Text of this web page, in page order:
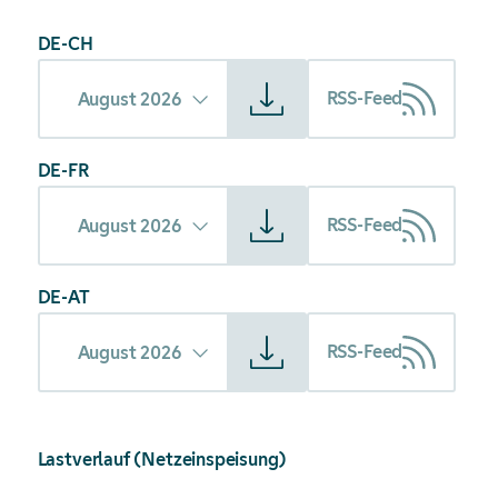
DE-CH
August 2026 RSS-Feed
DE-FR
August 2026 RSS-Feed
DE-AT
August 2026 RSS-Feed
Lastverlauf (Netzeinspeisung)